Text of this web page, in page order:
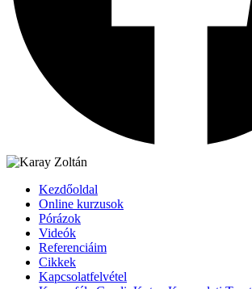
Kezdőoldal
Online kurzusok
Pórázok
Videók
Referenciáim
Cikkek
Kapcsolatfelvétel